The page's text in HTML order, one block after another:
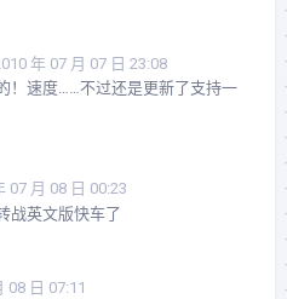
年 07 月 07 日 23:08
！速度……不过还是更新了支持一
07 月 08 日 00:23
战英文版快车了
08 日 07:11